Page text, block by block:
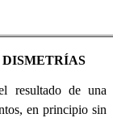
resultado de una
en principio sin